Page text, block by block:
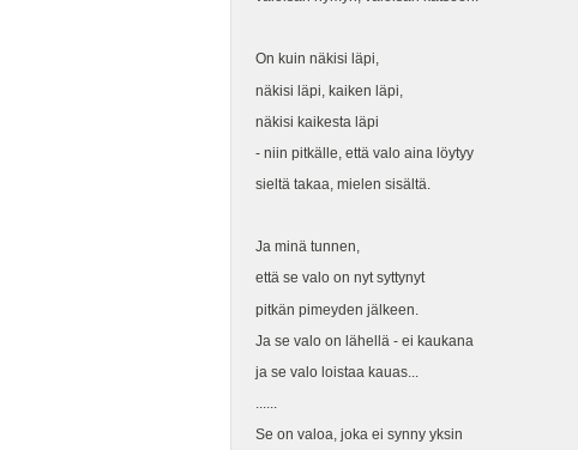
On kuin näkisi läpi,
näkisi läpi, kaiken läpi,
näkisi kaikesta läpi
- niin pitkälle, että valo aina löytyy
sieltä takaa, mielen sisältä.
Ja minä tunnen,
että se valo on nyt syttynyt
pitkän pimeyden jälkeen.
Ja se valo on lähellä - ei kaukana
ja se valo loistaa kauas...
......
Se on valoa, joka ei synny yksin